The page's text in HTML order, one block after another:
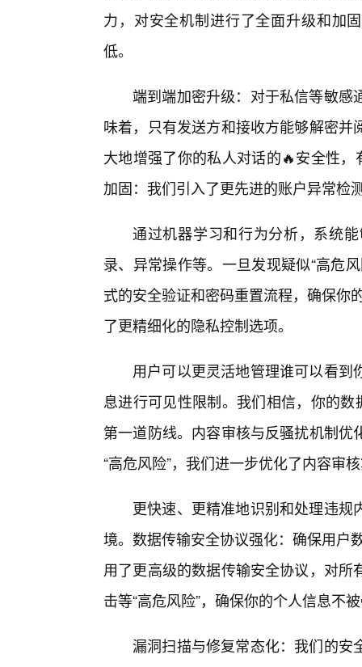
力，对安全机制进行了全面升级和加
低。
端到端加密升级：对于私信等敏感
味着，只有发送方和接收方能够解密
大地增强了你的私人对话的🔥安全性
加固：我们引入了更先进的账户异常检
通过机器学习和行为分析，系统
录、异常操作等。一旦发现疑似“高危
式的安全验证和密码重置流程，确保你
了更精细化的隐私控制选项。
用户可以更灵活地管理谁可以看
息进行可见性限制。我们相信，你的
第一道防线。内容审核与反骚扰机制
“高危风险”，我们进一步优化了内容审
更快速、更精准地识别和处理违
境。数据传输安全协议强化：确保用户
用了更高级的数据传输安全协议，对
击等“高危风险”，确保你的个人信息不
漏洞扫描与修复常态化：我们的